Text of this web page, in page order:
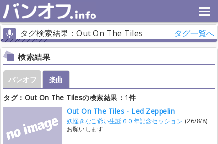
タグ検索結果：Out On The Tiles タグ一覧へ
検索結果
バンオフ
楽曲
タグ：Out On The Tilesの検索結果：1件
Out On The Tiles - Led Zeppelin
妖怪きなこ爺い生誕６０年記念セッション (26/8/8)
お願いします